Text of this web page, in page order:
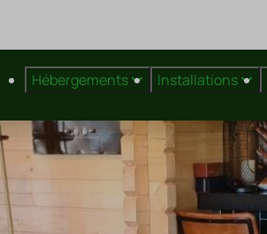
Hébergements Installations